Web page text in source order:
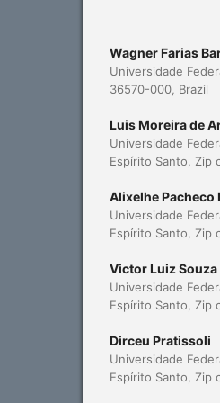
Wagner Farias
Universidade
36570-000, Brazil
Luis Moreira de
Universidade
Espírito Santo, Zip
Alixelhe Pacheco
Universidade
Espírito Santo, Zip
Victor Luiz Souza
Universidade
Espírito Santo, Zip
Dirceu Pratissoli
Universidade
Espírito Santo, Zip